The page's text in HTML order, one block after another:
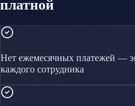
платной
Нет ежемесячных платежей —
каждого сотрудника